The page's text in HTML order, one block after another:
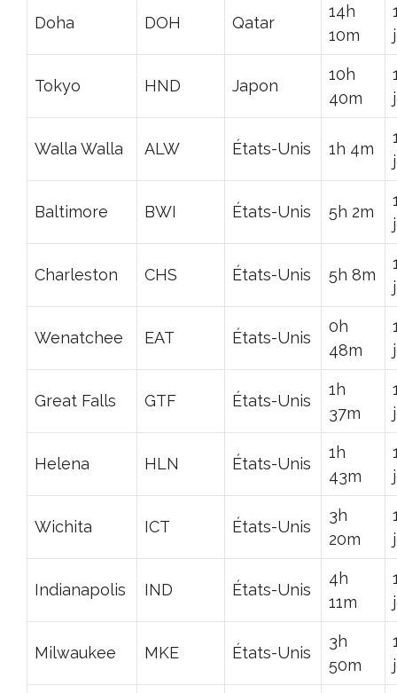
Doha DOH Qatar
14h
10m
Tokyo HND Japon
10h
40m
Walla Walla ALW États-Unis 1h 4m
Baltimore BWI États-Unis 5h 2m
Charleston CHS États-Unis 5h 8m
Wenatchee EAT États-Unis
0h
48m
Great Falls GTF États-Unis
1h
37m
Helena HLN États-Unis
1h
43m
Wichita ICT États-Unis
3h
20m
Indianapolis IND États-Unis
4h
11m
Milwaukee MKE États-Unis
3h
50m